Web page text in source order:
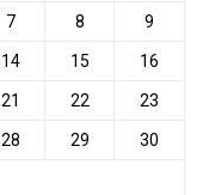
7 8 9
14 15 16
21 22 23
28 29 30